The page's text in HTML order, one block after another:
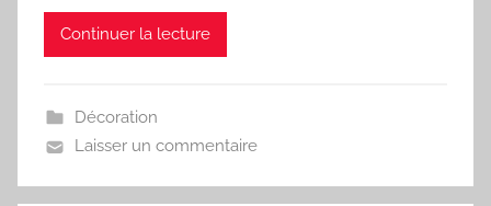
Continuer la lecture
Décoration
Laisser un commentaire